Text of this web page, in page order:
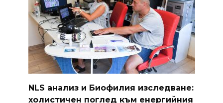
NLS анализ и Биофилия изследване:
холистичен поглед към енергийния